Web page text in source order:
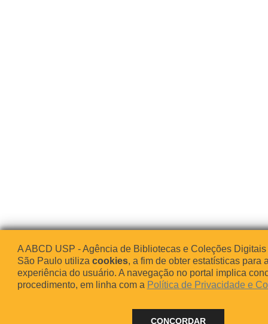
A ABCD USP - Agência de Bibliotecas e Coleções
São Paulo utiliza cookies, a fim de obter estatísticas para
experiência do usuário. A navegação no portal implica
procedimento, em linha com a Política de Privacidade e
CONCORDAR